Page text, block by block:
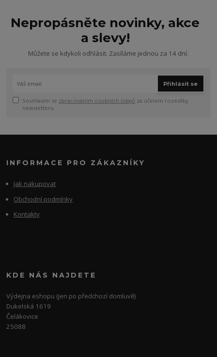
Nepropásněte novinky, akce
a slevy!
Můžete se kdykoli odhlásit. Zasíláme jednou za 14 dní.
Přihlásit se
Souhlasím se zpracováním osobních údajů za účelem rozesílky
newsletteru.
INFORMACE PRO ZÁKAZNÍKY
Jak nakupovat
Obchodní podmínky
Kontakty
KDE NÁS NAJDETE
Výdejna eshopu (jen po předchozí domluvě)
Dukelská 1619
Čelákovice
25088